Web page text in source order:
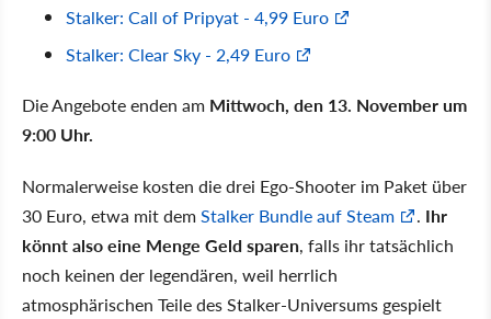
Stalker: Call of Pripyat - 4,99 Euro
Stalker: Clear Sky - 2,49 Euro
Die Angebote enden am Mittwoch, den 13. November um
9:00 Uhr.
Normalerweise kosten die drei Ego-Shooter im Paket über
30 Euro, etwa mit demStalker Bundle auf Steam . Ihr
könnt also eine Menge Geld sparen, falls ihr tatsächlich
noch keinen der legendären, weil herrlich
atmosphärischen Teile des Stalker-Universums gespielt